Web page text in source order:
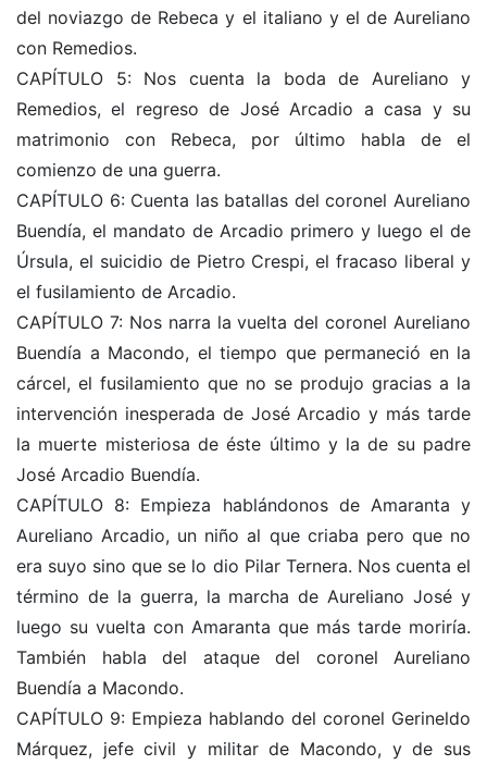
del noviazgo de Rebeca y el italiano y el de Aureliano
con Remedios.
CAPÍTULO 5: Nos cuenta la boda de Aureliano y
Remedios, el regreso de José Arcadio a casa y su
matrimonio con Rebeca, por último habla de el
comienzo de una guerra.
CAPÍTULO 6: Cuenta las batallas del coronel Aureliano
Buendía, el mandato de Arcadio primero y luego el de
Úrsula, el suicidio de Pietro Crespi, el fracaso liberal y
el fusilamiento de Arcadio.
CAPÍTULO 7: Nos narra la vuelta del coronel Aureliano
Buendía a Macondo, el tiempo que permaneció en la
cárcel, el fusilamiento que no se produjo gracias a la
intervención inesperada de José Arcadio y más tarde
la muerte misteriosa de éste último y la de su padre
José Arcadio Buendía.
CAPÍTULO 8: Empieza hablándonos de Amaranta y
Aureliano Arcadio, un niño al que criaba pero que no
era suyo sino que se lo dio Pilar Ternera. Nos cuenta el
término de la guerra, la marcha de Aureliano José y
luego su vuelta con Amaranta que más tarde moriría.
También habla del ataque del coronel Aureliano
Buendía a Macondo.
CAPÍTULO 9: Empieza hablando del coronel Gerineldo
Márquez, jefe civil y militar de Macondo, y de sus